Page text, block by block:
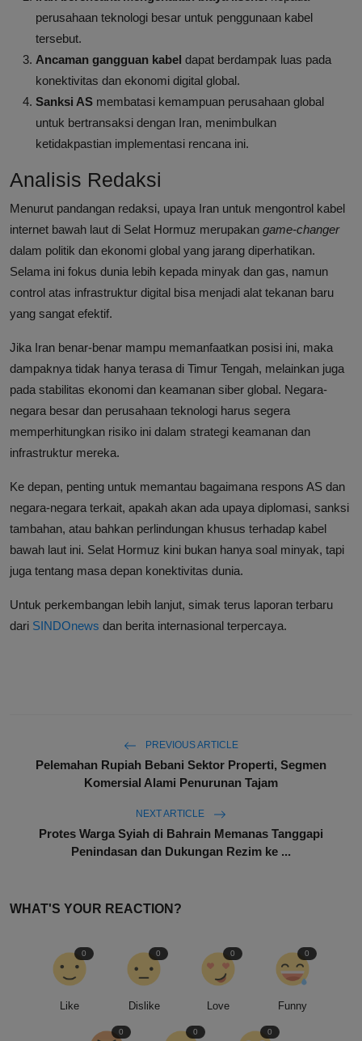
perusahaan teknologi besar untuk penggunaan kabel
tersebut.
Ancaman gangguan kabel dapat berdampak luas pada
konektivitas dan ekonomi digital global.
Sanksi AS membatasi kemampuan perusahaan global
untuk bertransaksi dengan Iran, menimbulkan
ketidakpastian implementasi rencana ini.
Analisis Redaksi
Menurut pandangan redaksi, upaya Iran untuk mengontrol kabel
internet bawah laut di Selat Hormuz merupakan game-changer
dalam politik dan ekonomi global yang jarang diperhatikan.
Selama ini fokus dunia lebih kepada minyak dan gas, namun
control atas infrastruktur digital bisa menjadi alat tekanan baru
yang sangat efektif.
Jika Iran benar-benar mampu memanfaatkan posisi ini, maka
dampaknya tidak hanya terasa di Timur Tengah, melainkan juga
pada stabilitas ekonomi dan keamanan siber global. Negara-
negara besar dan perusahaan teknologi harus segera
memperhitungkan risiko ini dalam strategi keamanan dan
infrastruktur mereka.
Ke depan, penting untuk memantau bagaimana respons AS dan
negara-negara terkait, apakah akan ada upaya diplomasi, sanksi
tambahan, atau bahkan perlindungan khusus terhadap kabel
bawah laut ini. Selat Hormuz kini bukan hanya soal minyak, tapi
juga tentang masa depan konektivitas dunia.
Untuk perkembangan lebih lanjut, simak terus laporan terbaru
dari SINDOnews dan berita internasional terpercaya.
PREVIOUS ARTICLE
Pelemahan Rupiah Bebani Sektor Properti, Segmen
Komersial Alami Penurunan Tajam
NEXT ARTICLE
Protes Warga Syiah di Bahrain Memanas Tanggapi
Penindasan dan Dukungan Rezim ke ...
WHAT'S YOUR REACTION?
Like
0
Dislike
0
Love
0
Funny
0
0 0 0